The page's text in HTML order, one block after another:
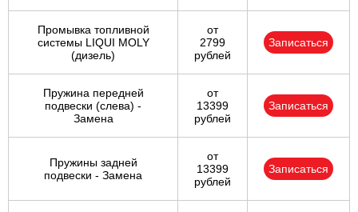
Промывка топливной
системы LIQUI MOLY
(дизель)
от
2799
рублей
Записаться
Пружина передней
подвески (слева) -
Замена
от
13399
рублей
Записаться
Пружины задней
подвески - Замена
от
13399
рублей
Записаться